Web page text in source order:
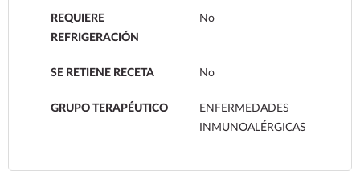
REQUIERE
REFRIGERACIÓN
No
SE RETIENE RECETA No
GRUPO TERAPÉUTICO
ENFERMEDADES
INMUNOALÉRGICAS